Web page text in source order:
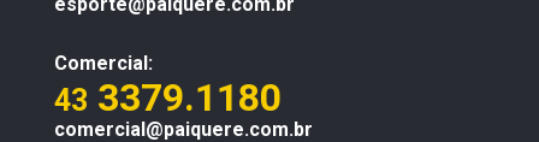
Comercial:
43 3379.1180
comercial@paiquere.com.br